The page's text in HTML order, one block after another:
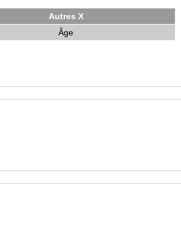
Autres X
Âge